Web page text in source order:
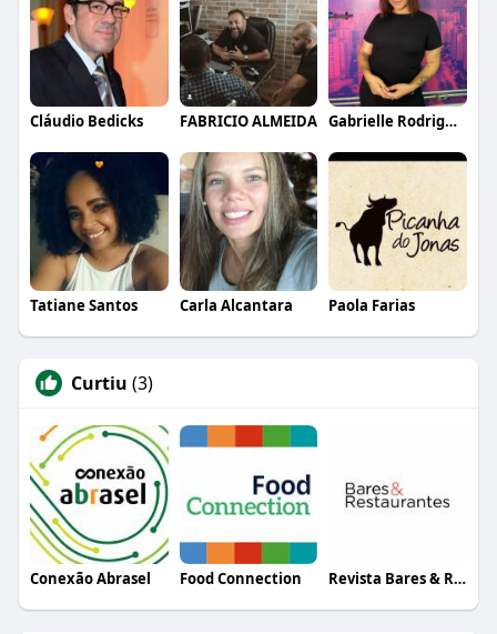
Cláudio Bedicks FABRICIO ALMEIDA Gabrielle Rodrigues
Tatiane Santos Carla Alcantara Paola Farias
Curtiu (3)
Conexão Abrasel Food Connection Revista Bares & Restaurantes